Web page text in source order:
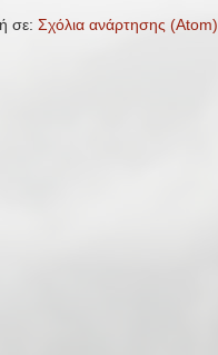
σε: Σχόλια ανάρτησης (Atom)